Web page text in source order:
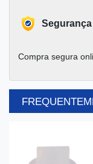
Segurança
Compra segura